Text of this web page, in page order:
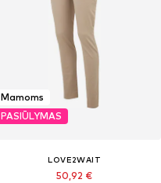
Mamoms
PASIŪLYMAS
LOVE2WAIT
50,92 €